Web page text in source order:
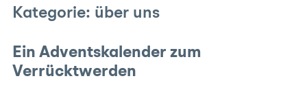
Kategorie: über uns
Ein Adventskalender zum
Verrücktwerden